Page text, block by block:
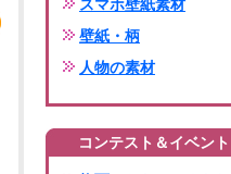
スマホ壁紙素材
壁紙・柄
人物の素材
コンテスト＆イベント